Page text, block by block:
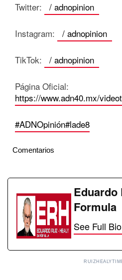
Twitter: / adnopinion
Instagram: / adnopinion
TikTok: / adnopinion
Página Oficial:
https://www.adn40.mx/
#ADNOpinión#lade8
Comentarios
Eduardo
Formula
See Full Bio